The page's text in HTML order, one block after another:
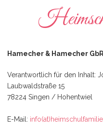
Hamecher & Hamecher GbR
Verantwortlich für den Inhalt:
Laubwaldstraße 15
78224 Singen / Hohentwiel
E-Mail: